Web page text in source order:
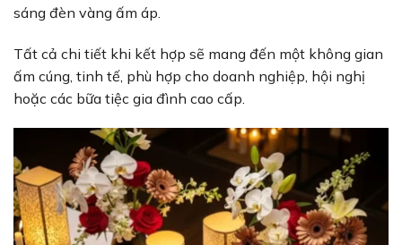
sáng đèn vàng ấm áp.
Tất cả chi tiết khi kết hợp sẽ mang đến một không gian
ấm cúng, tinh tế, phù hợp cho doanh nghiệp, hội nghị
hoặc các bữa tiệc gia đình cao cấp.